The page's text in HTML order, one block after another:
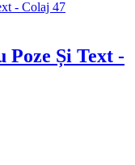
Poze Și Text -